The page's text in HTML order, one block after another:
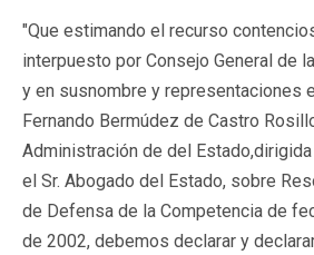
"Que estimando el recurso
interpuesto por Consejo General de
y en susnombre y representaciones
Fernando Bermúdez de Castro
Administración de del
el Sr. Abogado del Estado, sobre
de Defensa de la Competencia de
de 2002, debemos declarar y